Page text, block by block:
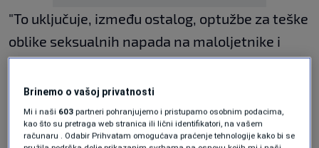
"To uključuje, između ostalog, optužbe za teške
oblike seksualnih napada na maloljetnike i
silovanje", koje se navodno događalo tijekom
12-godišnjeg razdoblja koje završava u
studenom 2025., izjavilo je državno
tužiteljstvo u Potsdamu.
Brinemo o vašoj privatnosti
Mi i naši 603 partneri pohranjujemo i pristupamo osobnim podacima,
kao što su pretraga web stranica ili lični identifikatori, na vašem
računaru . Odabir Prihvatam omogućava praćenje tehnologije kako bi se